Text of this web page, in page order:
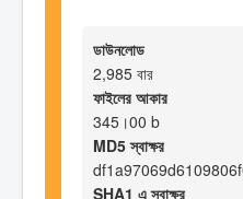
ডাউনলোড
2,985 বার
ফাইলের আকার
345।00 b
MD5 স্বাক্ষর
SHA1 এ স্বাক্ষর